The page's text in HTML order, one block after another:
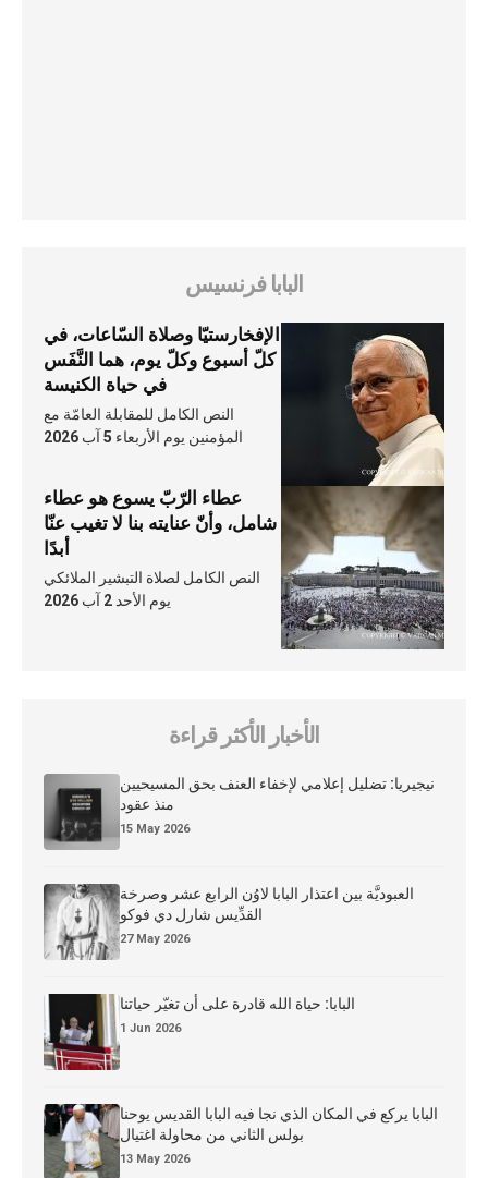
البابا فرنسيس
الإفخارستيّا وصلاة السّاعات، في
كلّ أسبوع وكلّ يوم، هما النَّفَس
في حياة الكنيسة
النص الكامل للمقابلة العامّة مع
المؤمنين يوم الأربعاء 5 آب 2026
عطاء الرّبّ يسوع هو عطاء
شامل، وأنّ عنايته بنا لا تغيب عنّا
أبدًا
النص الكامل لصلاة التبشير الملائكي
يوم الأحد 2 آب 2026
الأخبار الأكثر قراءة
نيجيريا: تضليل إعلامي لإخفاء العنف بحق المسيحيين
منذ عقود
15 May 2026
العبوديَّة بين اعتذار البابا لاوُن الرابع عشر وصرخة
القدِّيس شارل دي فوكو
27 May 2026
البابا: حياة الله قادرة على أن تغيّر حياتنا
1 Jun 2026
البابا يركع في المكان الذي نجا فيه البابا القديس يوحنا
بولس الثاني من محاولة اغتيال
13 May 2026